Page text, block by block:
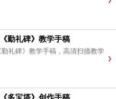
勤礼碑》教学手稿
礼碑》教学手稿，高清扫描教学
多宝塔》创作手稿